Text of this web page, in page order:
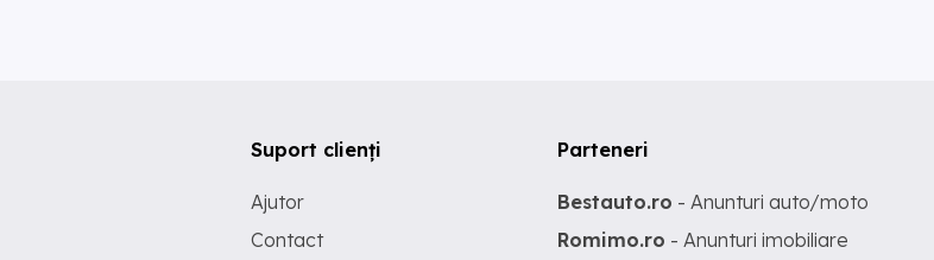
Suport clienți
Ajutor
Contact
Parteneri
Bestauto.ro - Anunturi auto/moto
Romimo.ro - Anunturi imobiliare